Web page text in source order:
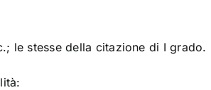
le stesse della citazione di I grado.